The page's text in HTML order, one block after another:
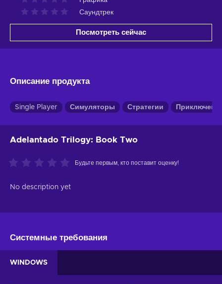
Саундтрек
Посмотреть сейчас
Описание продукта
Single Player Симуляторы Стратегии
Adelantado Trilogy: Book Two
Будьте первым, кто поставит оценку!
No description yet
Системные требования
WINDOWS